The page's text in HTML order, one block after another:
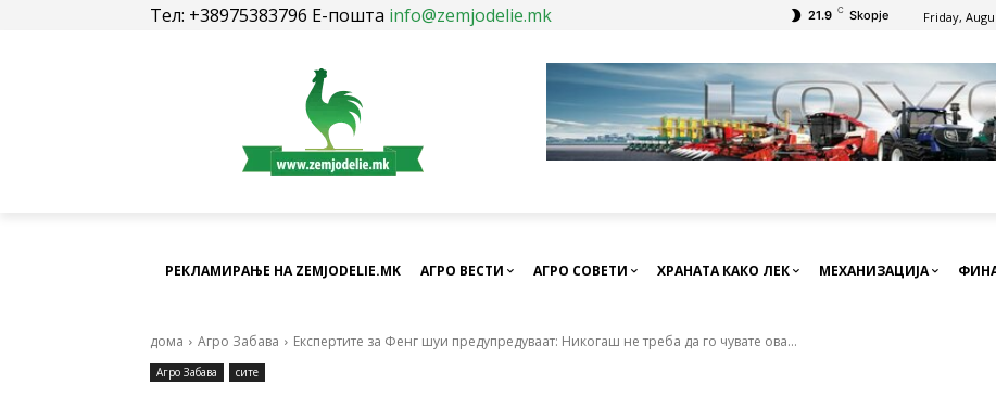
Тел: +38975383796 Е-пошта info@zemjodelie.mk 21.9 C Skopje Friday,
РЕКЛАМИРАЊЕ НА ZEMJODELIE.MK АГРО ВЕСТИ АГРО СОВЕТИ ХРАНАТА КАКО ЛЕК МЕХАНИЗАЦИЈА
дома Агро Забава Експертите за Фенг шуи предупредуваат: Никогаш не треба да го чувате ова...
Агро Забава сите